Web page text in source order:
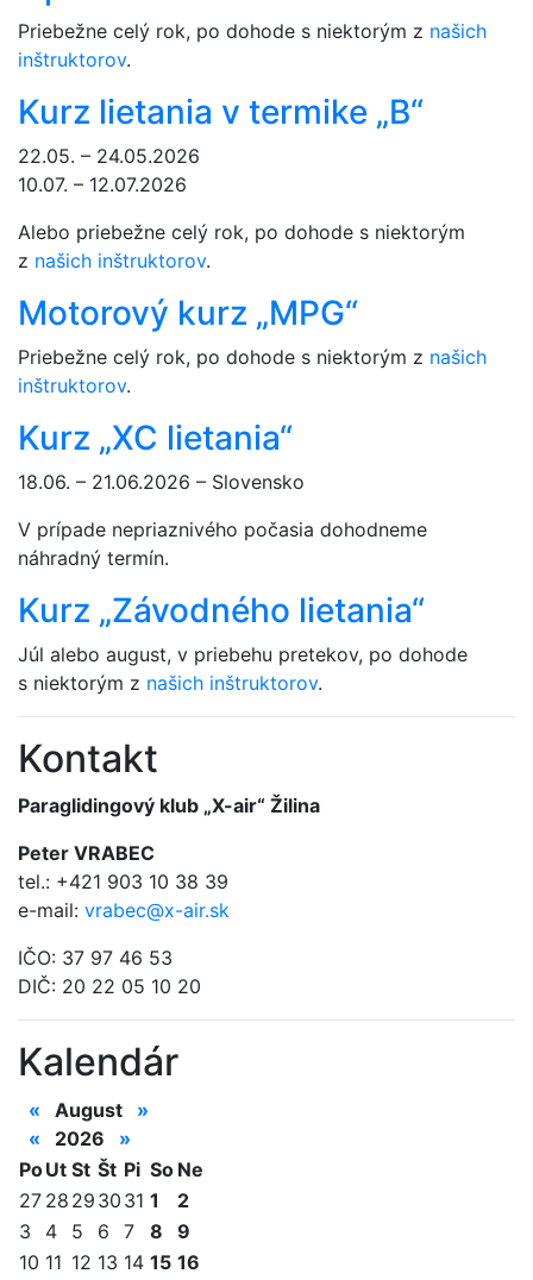
Priebežne celý rok, po dohode s niektorým z našich
inštruktorov.
Kurz lietania v termike „B“
22.05. – 24.05.2026
10.07. – 12.07.2026
Alebo priebežne celý rok, po dohode s niektorým
z našich inštruktorov.
Motorový kurz „MPG“
Priebežne celý rok, po dohode s niektorým z našich
inštruktorov.
Kurz „XC lietania“
18.06. – 21.06.2026 – Slovensko
V prípade nepriaznivého počasia dohodneme
náhradný termín.
Kurz „Závodného lietania“
Júl alebo august, v priebehu pretekov, po dohode
s niektorým z našich inštruktorov.
Kontakt
Paraglidingový klub „X-air“ Žilina
Peter VRABEC
tel.: +421 903 10 38 39
e-mail: vrabec@x-air.sk
IČO: 37 97 46 53
DIČ: 20 22 05 10 20
Kalendár
« August
»
«
2026
»
PoUt St Št Pi So Ne
27 28 29 30 31 1
2
3
4 5 6 7 8
9
10 11 12 13 14 15 16